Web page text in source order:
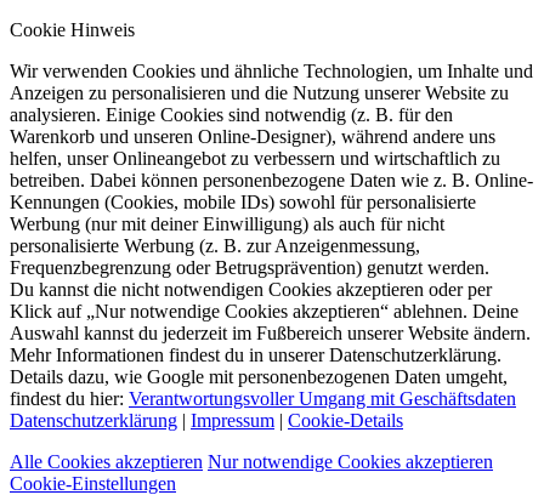
Cookie Hinweis
Wir verwenden Cookies und ähnliche Technologien, um Inhalte und
Anzeigen zu personalisieren und die Nutzung unserer Website zu
analysieren. Einige Cookies sind notwendig (z. B. für den
Warenkorb und unseren Online-Designer), während andere uns
helfen, unser Onlineangebot zu verbessern und wirtschaftlich zu
betreiben. Dabei können personenbezogene Daten wie z. B. Online-
Kennungen (Cookies, mobile IDs) sowohl für personalisierte
Werbung (nur mit deiner Einwilligung) als auch für nicht
personalisierte Werbung (z. B. zur Anzeigenmessung,
Frequenzbegrenzung oder Betrugsprävention) genutzt werden.
Du kannst die nicht notwendigen Cookies akzeptieren oder per
Klick auf „Nur notwendige Cookies akzeptieren“ ablehnen. Deine
Auswahl kannst du jederzeit im Fußbereich unserer Website ändern.
Mehr Informationen findest du in unserer Datenschutzerklärung.
Details dazu, wie Google mit personenbezogenen Daten umgeht,
findest du hier: Verantwortungsvoller Umgang mit Geschäftsdaten
Datenschutzerklärung | Impressum | Cookie-Details
Alle Cookies akzeptieren Nur notwendige Cookies akzeptieren
Cookie-Einstellungen